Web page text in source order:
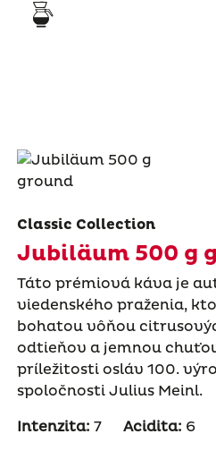
Classic Collection
Jubiläum 500 g
Táto prémiová káva je
viedenského praženia,
bohatou vôňou
odtieňov a jemnou
príležitosti osláv 100.
spoločnosti Julius Meinl.
Intenzita: 7 Acidita: 6